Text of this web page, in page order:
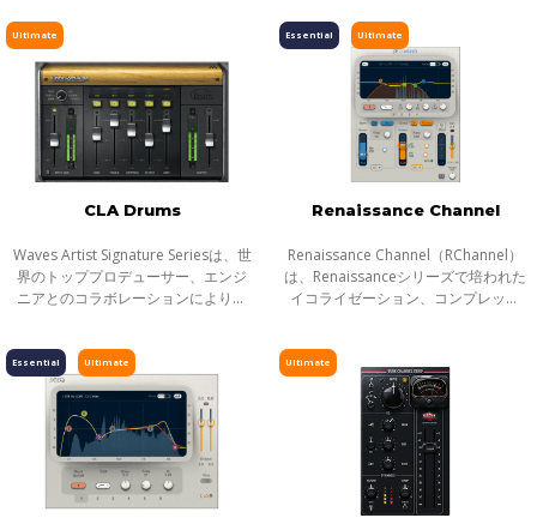
ピッチ／タイムシフト
ディレイ／リバーブ
エフェクト
インストゥルメント
ギター／ベース
メーター
サラウンド
ヘッドフォンミキシング
ライブソリューション
チャンネルストリップ
ハーモニックエンハンサー
ド・アルジによる、濃密でなめらか
なアナ
パラグラフィックEQプラグインで
す。
Ultimate
CLA Drums
Waves Artist Signature Seriesは、世
界のトッププロデューサー、エンジ
ニアとのコラボレーションにより生
グインは、アーティストの個性的な
サウ
Ultimate
Essential
Renaissance Channel
Renaissance Channel（RChannel）
は、Renaissanceシリーズで培われた
イコライゼーション、コンプレッシ
ーフェイスに融合したチャンネルス
トリッ
Ultimate
Essential Ultimate